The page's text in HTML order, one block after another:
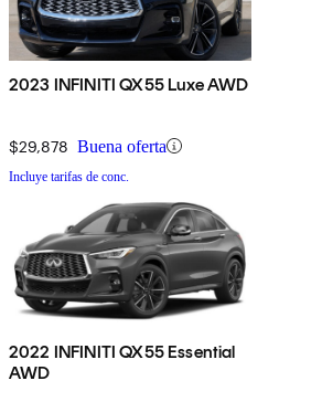
2023 INFINITI QX55 Luxe AWD
$29,878 Buena oferta
Incluye tarifas de conc.
2022 INFINITI QX55 Essential
AWD